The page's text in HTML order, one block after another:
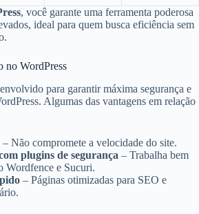
, você garante uma ferramenta poderosa
ideal para quem busca eficiência sem
no WordPress
para garantir máxima segurança e
Algumas das vantagens em relação
– Não compromete a velocidade do site.
plugins de segurança – Trabalha bem
Wordfence e Sucuri.
– Páginas otimizadas para SEO e